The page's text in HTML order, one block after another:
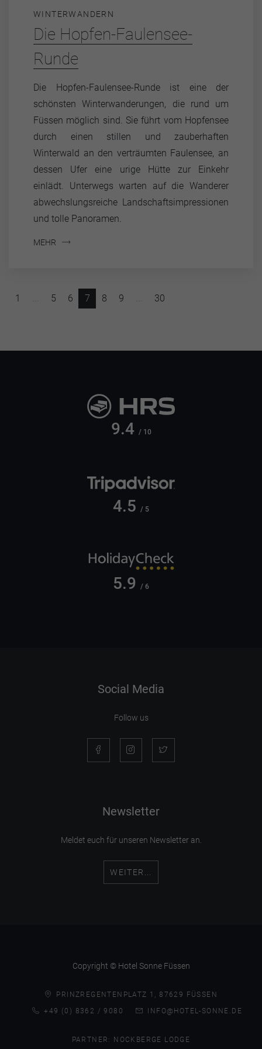
WINTERWANDERN
Die Hopfen-Faulensee-
Runde
Die Hopfen-Faulensee-Runde ist eine der
schönsten Winterwanderungen, die rund um
Füssen möglich sind. Sie führt vom Hopfensee
durch einen stillen und zauberhaften
Winterwald an den verträumten Faulensee, an
dessen Ufer eine urige Hütte zur Einkehr
einlädt. Unterwegs warten auf die Wanderer
abwechslungsreiche Landschaftsimpressionen
und tolle Panoramen.
MEHR
1 5 6 7 8 9 30
9.4 / 10
4.5 / 5
5.9 / 6
Social Media
Follow us
Newsletter
Meldet euch für unseren Newsletter an.
WEITER...
Copyright © Hotel Sonne Füssen
PRINZREGENTENPLATZ 1, 87629 FÜSSEN
+49 (0) 8362 / 9080
INFO@HOTEL-SONNE.DE
PARTNER: NOCKBERGE LODGE